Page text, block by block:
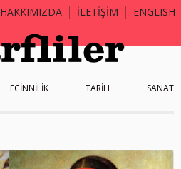
HAKKIMIZDA İLETİŞİM ENGLISH
ECİNNİLİK TARİH SANAT